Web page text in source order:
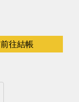
前往結帳